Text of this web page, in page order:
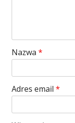
Nazwa *
Adres email *